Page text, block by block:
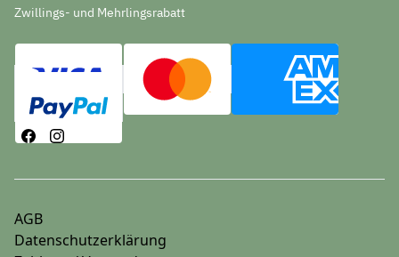
Zwillings- und Mehrlingsrabatt
AGB
Datenschutzerklärung